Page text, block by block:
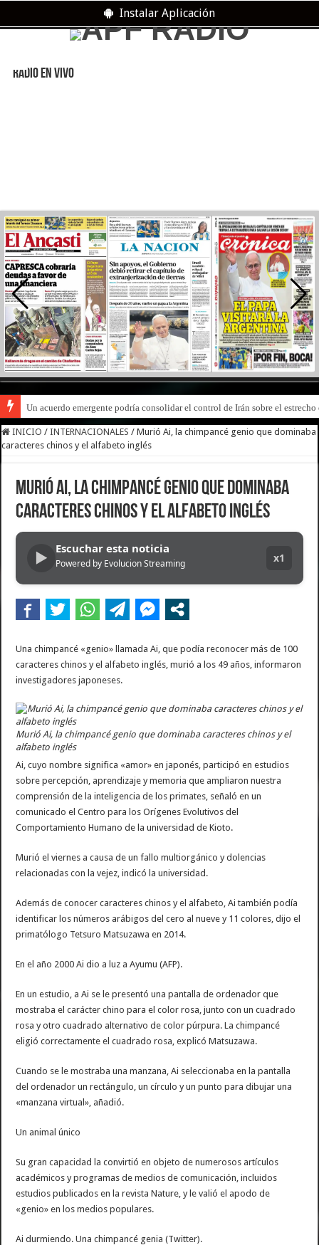
Instalar Aplicación
RADIO EN VIVO
Un acuerdo emergente podría consolidar el control de Irán sobre el estrecho
INICIO / INTERNACIONALES / Murió Ai, la chimpancé genio que dominaba
caracteres chinos y el alfabeto inglés
Murió Ai, la chimpancé genio que dominaba
caracteres chinos y el alfabeto inglés
▶ Escuchar esta noticia
Powered by Evolucion Streaming x1
Una chimpancé «genio» llamada Ai, que podía reconocer más de 100
caracteres chinos y el alfabeto inglés, murió a los 49 años, informaron
investigadores japoneses.
Murió Ai, la chimpancé genio que dominaba caracteres chinos y el
alfabeto inglés
Ai, cuyo nombre significa «amor» en japonés, participó en estudios
sobre percepción, aprendizaje y memoria que ampliaron nuestra
comprensión de la inteligencia de los primates, señaló en un
comunicado el Centro para los Orígenes Evolutivos del
Comportamiento Humano de la universidad de Kioto.
Murió el viernes a causa de un fallo multiorgánico y dolencias
relacionadas con la vejez, indicó la universidad.
Además de conocer caracteres chinos y el alfabeto, Ai también podía
identificar los números arábigos del cero al nueve y 11 colores, dijo el
primatólogo Tetsuro Matsuzawa en 2014.
En el año 2000 Ai dio a luz a Ayumu (AFP).
En un estudio, a Ai se le presentó una pantalla de ordenador que
mostraba el carácter chino para el color rosa, junto con un cuadrado
rosa y otro cuadrado alternativo de color púrpura. La chimpancé
eligió correctamente el cuadrado rosa, explicó Matsuzawa.
Cuando se le mostraba una manzana, Ai seleccionaba en la pantalla
del ordenador un rectángulo, un círculo y un punto para dibujar una
«manzana virtual», añadió.
Un animal único
Su gran capacidad la convirtió en objeto de numerosos artículos
académicos y programas de medios de comunicación, incluidos
estudios publicados en la revista Nature, y le valió el apodo de
«genio» en los medios populares.
Ai durmiendo. Una chimpancé genia (Twitter).